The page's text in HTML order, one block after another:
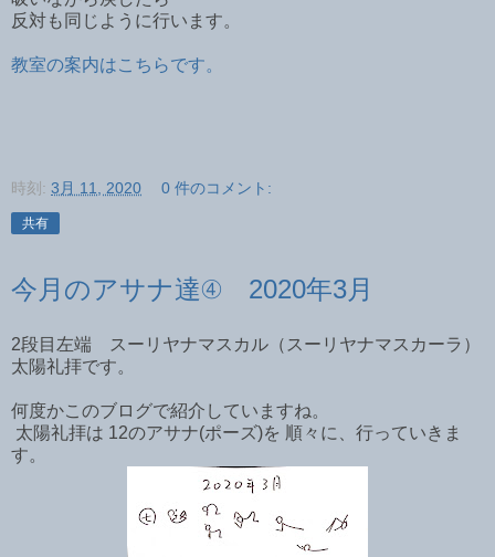
反対も同じように行います。
教室の案内はこちらです。
時刻: 3月 11, 2020 0 件のコメント:
共有
今月のアサナ達④ 2020年3月
2段目左端 スーリヤナマスカル（スーリヤナマスカーラ）
太陽礼拝です。
何度かこのブログで紹介していますね。
太陽礼拝は 12のアサナ(ポーズ)を 順々に、行っていきま
す。